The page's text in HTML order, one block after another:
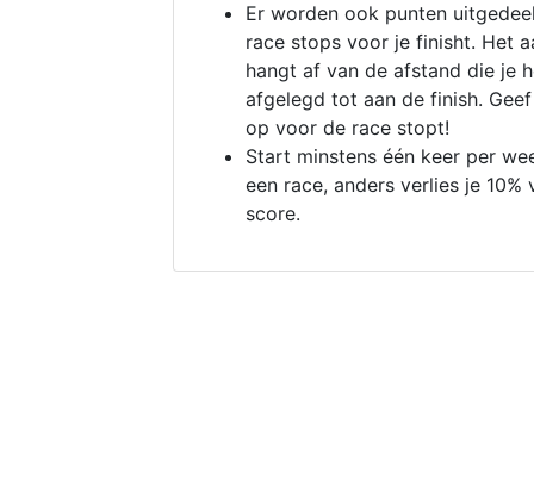
Er worden ook punten
race stops voor je finisht. Het
hangt af van de afstand die je
afgelegd tot aan de finish.
op voor de race stopt!
Start minstens één keer per
een race, anders verlies je 10%
score.